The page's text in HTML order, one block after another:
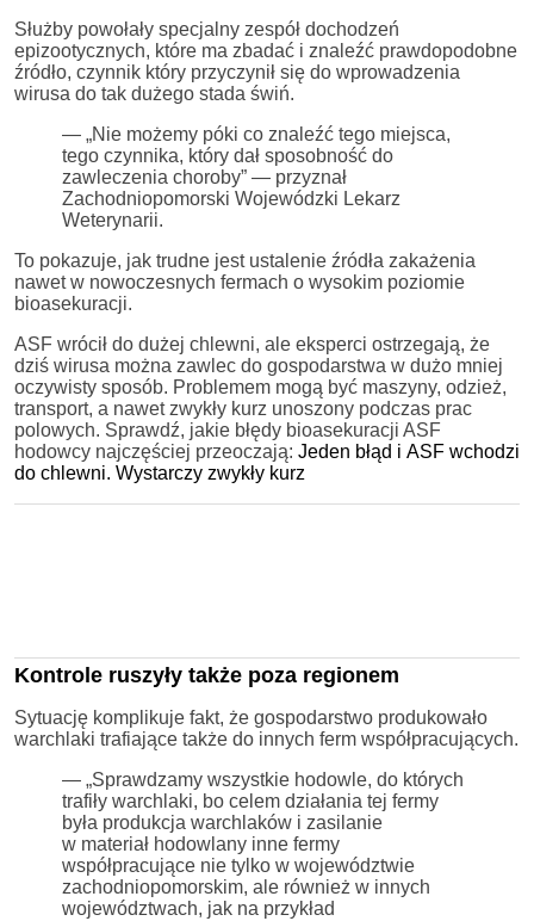
Służby powołały specjalny zespół dochodzeń
epizootycznych, które ma zbadać i znaleźć prawdopodobne
źródło, czynnik który przyczynił się do wprowadzenia
wirusa do tak dużego stada świń.
— „Nie możemy póki co znaleźć tego miejsca,
tego czynnika, który dał sposobność do
zawleczenia choroby” — przyznał
Zachodniopomorski Wojewódzki Lekarz
Weterynarii.
To pokazuje, jak trudne jest ustalenie źródła zakażenia
nawet w nowoczesnych fermach o wysokim poziomie
bioasekuracji.
ASF wrócił do dużej chlewni, ale eksperci ostrzegają, że
dziś wirusa można zawlec do gospodarstwa w dużo mniej
oczywisty sposób. Problemem mogą być maszyny, odzież,
transport, a nawet zwykły kurz unoszony podczas prac
polowych. Sprawdź, jakie błędy bioasekuracji ASF
hodowcy najczęściej przeoczają: Jeden błąd i ASF wchodzi
do chlewni. Wystarczy zwykły kurz
Kontrole ruszyły także poza regionem
Sytuację komplikuje fakt, że gospodarstwo produkowało
warchlaki trafiające także do innych ferm współpracujących.
— „Sprawdzamy wszystkie hodowle, do których
trafiły warchlaki, bo celem działania tej fermy
była produkcja warchlaków i zasilanie
w materiał hodowlany inne fermy
współpracujące nie tylko w województwie
zachodniopomorskim, ale również w innych
województwach, jak na przykład